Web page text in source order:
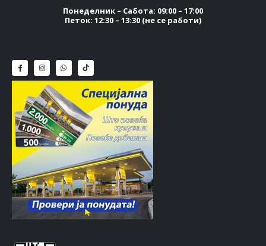
Понеделник – Сабота: 09:00 – 17:00
Петок: 12:30 – 13:30 (не се работи)